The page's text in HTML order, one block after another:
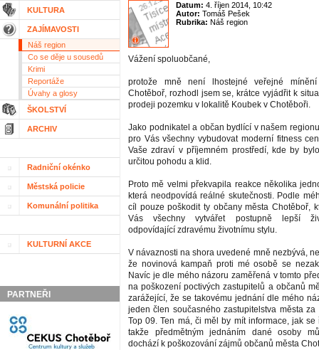
KULTURA
ZAJÍMAVOSTI
Náš region
Co se děje u sousedů
Krimi
Reportáže
Úvahy a glosy
ŠKOLSTVÍ
ARCHIV
Radniční okénko
Městská policie
Komunální politika
KULTURNÍ AKCE
PARTNEŘI
Datum: 4. říjen 2014, 10:42
Autor: Tomáš Pešek
Rubrika: Náš region
Vážení spoluobčané,
protože mně není lhostejné veřejné
Chotěboř, rozhodl jsem se, krátce vyjádřit k
prodeji pozemku v lokalitě Koubek v Chotěboři.
Jako podnikatel a občan bydlící v našem
pro Vás všechny vybudovat moderní fitness
Vaše zdraví v příjemném prostředí, kde by
určitou pohodu a klid.
Proto mě velmi překvapila reakce několika
která neodpovídá reálné skutečnosti. Podle
cíl pouze poškodit ty občany města Chotěboř,
Vás všechny vytvářet postupně lepší
odpovídající zdravému životnímu stylu.
V návaznosti na shora uvedené mně nezbývá,
že novinová kampaň proti mé osobě se
Navíc je dle mého názoru zaměřená v tomto
na poškození poctivých zastupitelů a občanů
zarážející, že se takovému jednání dle mého
jeden člen současného zastupitelstva města za
Top 09. Ten má, či měl by mít informace, jak se
takže předmětným jednáním dané osoby
dochází k poškozování zájmů občanů města